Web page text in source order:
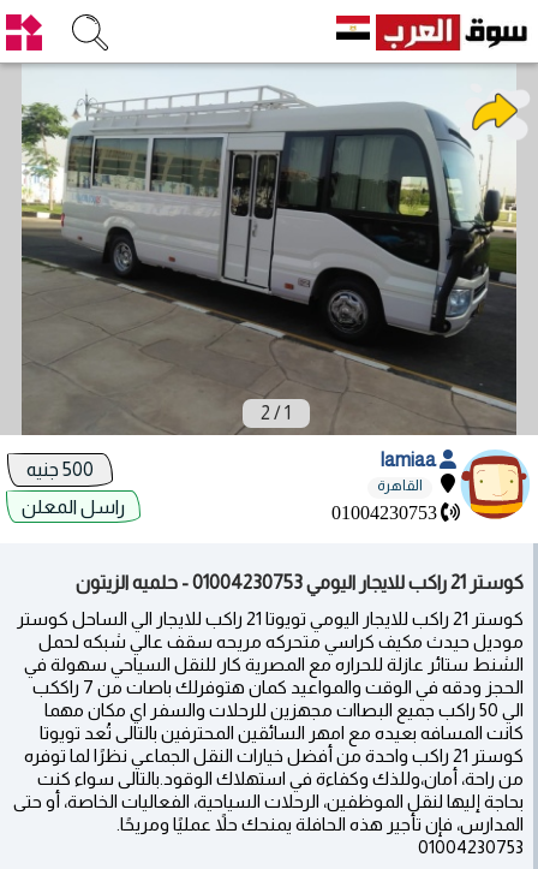
1
/
2
lamiaa
القاهرة
01004230753
راسل المعلن
كوستر 21 راكب للايجار اليومي 01004230753 - حلميه الزيتون
كوستر 21 راكب للايجار اليومي تويوتا 21 راكب للايجار الي الساحل كوستر
موديل حيدث مكيف كراسي متحركه مريحه سقف عالي شبكه لحمل
الشنط ستائر عازلة للحراره مع المصرية كار للنقل السياحي سهولة في
الحجز ودقه في الوقت والمواعيد كمان هتوفرلك باصات من 7 راككب
الي 50 راكب جميع البصاات مجهزين للرحلات والسفر اي مكان مهما
كانت المسافه بعيده مع امهر السائقين المحترفين بالتالى تُعد تويوتا
كوستر 21 راكب واحدة من أفضل خيارات النقل الجماعي نظرًا لما توفره
من راحة، أمان،وللذك وكفاءة في استهلاك الوقود.بالتالى سواء كنت
بحاجة إليها لنقل الموظفين، الرحلات السياحية، الفعاليات الخاصة، أو حتى
المدارس، فإن تأجير هذه الحافلة يمنحك حلاً عمليًا ومريحًا.
01004230753